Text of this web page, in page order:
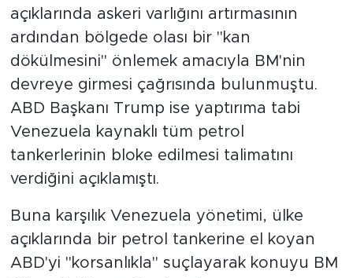
açıklarında askeri varlığını artırmasının
ardından bölgede olası bir "kan
dökülmesini" önlemek amacıyla BM'nin
devreye girmesi çağrısında bulunmuştu.
ABD Başkanı Trump ise yaptırıma tabi
Venezuela kaynaklı tüm petrol
tankerlerinin bloke edilmesi talimatını
verdiğini açıklamıştı.
Buna karşılık Venezuela yönetimi, ülke
açıklarında bir petrol tankerine el koyan
ABD'yi "korsanlıkla" suçlayarak konuyu BM